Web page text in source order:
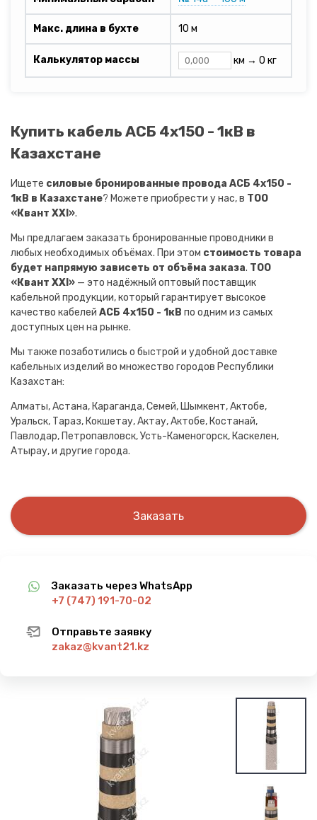
Макс. длина в бухте 10 м
Калькулятор массы км → 0 кг
Купить кабель АСБ 4х150 - 1кВ в
Казахстане
Ищете силовые бронированные провода АСБ 4х150 -
1кВ в Казахстане? Можете приобрести у нас, в ТОО
«Квант XXI».
Мы предлагаем заказать бронированные проводники в
любых необходимых объёмах. При этом стоимость товара
будет напрямую зависеть от объёма заказа. ТОО
«Квант XXI» — это надёжный оптовый поставщик
кабельной продукции, который гарантирует высокое
качество кабелей АСБ 4х150 - 1кВ по одним из самых
доступных цен на рынке.
Мы также позаботились о быстрой и удобной доставке
кабельных изделий во множество городов Республики
Казахстан:
Алматы, Астана, Караганда, Семей, Шымкент, Актобе,
Уральск, Тараз, Кокшетау, Актау, Актобе, Костанай,
Павлодар, Петропавловск, Усть-Каменогорск, Каскелен,
Атырау, и другие города.
Заказать
Заказать через WhatsApp
+7 (747) 191-70-02
Отправьте заявку
zakaz@kvant21.kz